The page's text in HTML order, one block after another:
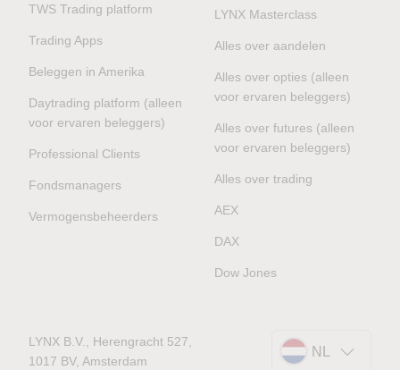
TWS Trading platform
Trading Apps
Beleggen in Amerika
Daytrading platform (alleen
voor ervaren beleggers)
Professional Clients
Fondsmanagers
Vermogensbeheerders
LYNX Masterclass
Alles over aandelen
Alles over opties (alleen
voor ervaren beleggers)
Alles over futures (alleen
voor ervaren beleggers)
Alles over trading
AEX
DAX
Dow Jones
LYNX B.V., Herengracht 527,
1017 BV, Amsterdam
NL